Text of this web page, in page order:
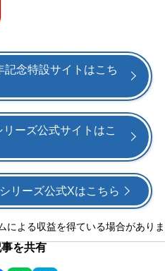
記念特設サイトはこち
リーズ公式サイトはこ
リーズ公式Xはこちら
による収益を得ている場合がありま
を共有